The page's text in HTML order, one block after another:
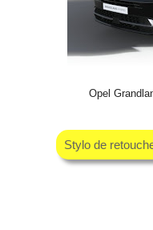
Opel
Stylo de